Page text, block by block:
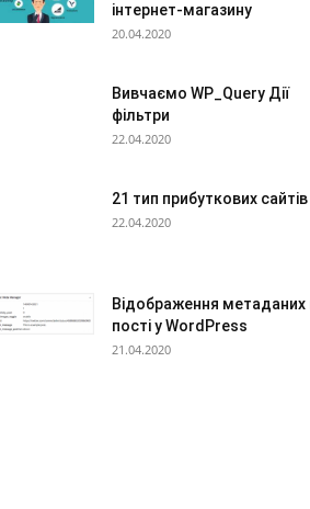
інтернет-магазину
20.04.2020
Вивчаємо WP_Query Дії
фільтри
22.04.2020
21 тип прибуткових сайтів
22.04.2020
Відображення метаданих
пості у WordPress
21.04.2020